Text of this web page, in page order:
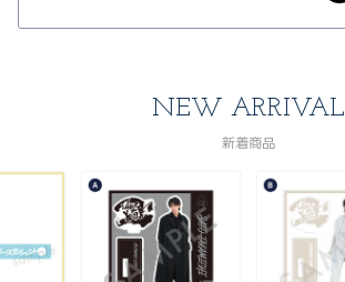
NEW ARRIVAL
新着商品